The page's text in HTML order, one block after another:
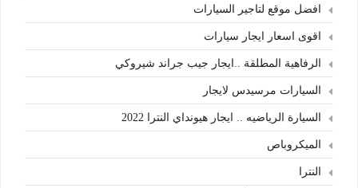
افضل موقع لتاجير السيارات
اقوى اسعار ايجار سيارات
الرفاهية المطلقة ..ايجار جيب جراند شيروكي
السيارات مرسيدس لايجار
السيارة الرياضيه .. ايجار هيونداي النترا 2022
الميكروباص
النترا